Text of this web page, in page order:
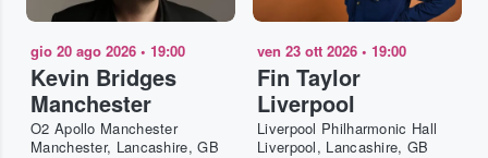
gio 20 ago 2026 • 19:00
Kevin Bridges
Manchester
O2 Apollo Manchester
Manchester, Lancashire, GB
ven 23 ott 2026 • 19:00
Fin Taylor
Liverpool
Liverpool Philharmonic Hall
Liverpool, Lancashire, GB